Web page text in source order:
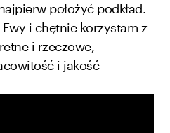
położyć podkład.
i chętnie korzystam z
i rzeczowe,
i jakość